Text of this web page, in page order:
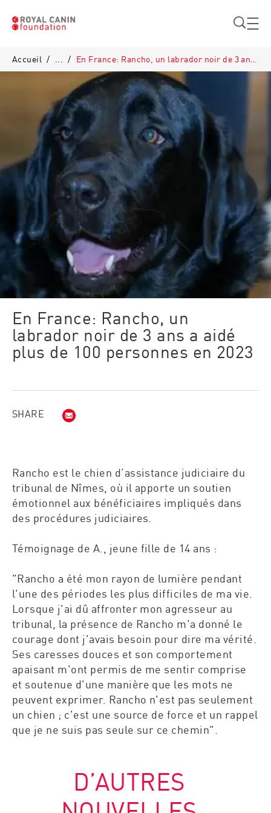
Breadcrumb
Accueil / /
En France: Rancho, un
labrador noir de 3 ans​ a aidé
plus de 100 personnes en 2023​​
SHARE Courriel (opens in new window)
Rancho est le chien d’assistance judiciaire du
tribunal de Nîmes, où il apporte un soutien
émotionnel aux bénéficiaires impliqués dans
des procédures judiciaires.
Témoignage de A., jeune fille de 14 ans :
"Rancho a été mon rayon de lumière pendant
l'une des périodes les plus difficiles de ma vie.
Lorsque j'ai dû affronter mon agresseur au
tribunal, la présence de Rancho m'a donné le
courage dont j'avais besoin pour dire ma vérité.
Ses caresses douces et son comportement
apaisant m'ont permis de me sentir comprise
et soutenue d'une manière que les mots ne
peuvent exprimer. Rancho n'est pas seulement
un chien ; c'est une source de force et un rappel
que je ne suis pas seule sur ce chemin".
D’AUTRES